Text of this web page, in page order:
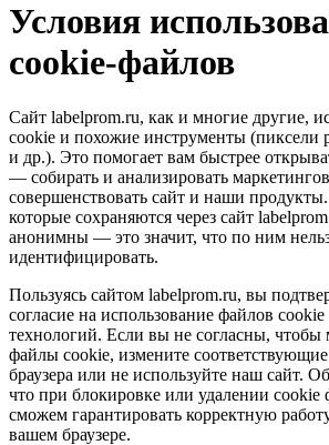
Условия
cookie-файлов
Сайт labelprom.ru, как и многие другие,
cookie и похожие инструменты (пиксели
и др.). Это помогает вам быстрее
— собирать и анализировать
совершенствовать сайт и наши
которые сохраняются через сайт
анонимны — это значит, что по ним
идентифицировать.
Пользуясь сайтом labelprom.ru, вы
согласие на использование файлов
технологий. Если вы не согласны, чтобы
файлы cookie, измените
браузера или не используйте наш сайт.
что при блокировке или удалении
сможем гарантировать корректную
вашем браузере.